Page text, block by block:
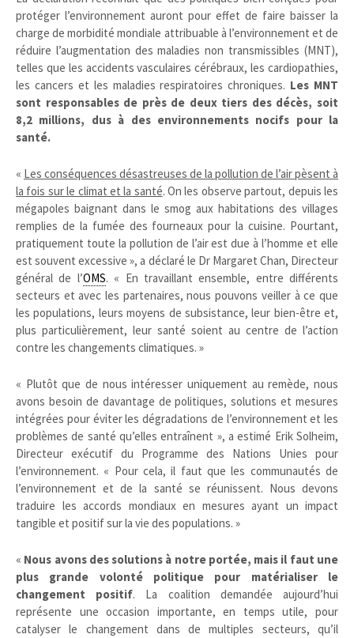
protéger l’environnement auront pour effet de faire baisser la
charge de morbidité mondiale attribuable à l’environnement et de
réduire l’augmentation des maladies non transmissibles (MNT),
telles que les accidents vasculaires cérébraux, les cardiopathies,
les cancers et les maladies respiratoires chroniques. Les MNT
sont responsables de près de deux tiers des décès, soit
8,2 millions, dus à des environnements nocifs pour la
santé.
« Les conséquences désastreuses de la pollution de l’air pèsent à
la fois sur le climat et la santé. On les observe partout, depuis les
mégapoles baignant dans le smog aux habitations des villages
remplies de la fumée des fourneaux pour la cuisine. Pourtant,
pratiquement toute la pollution de l’air est due à l’homme et elle
est souvent excessive », a déclaré le Dr Margaret Chan, Directeur
général de l’OMS. « En travaillant ensemble, entre différents
secteurs et avec les partenaires, nous pouvons veiller à ce que
les populations, leurs moyens de subsistance, leur bien-être et,
plus particulièrement, leur santé soient au centre de l’action
contre les changements climatiques. »
« Plutôt que de nous intéresser uniquement au remède, nous
avons besoin de davantage de politiques, solutions et mesures
intégrées pour éviter les dégradations de l’environnement et les
problèmes de santé qu’elles entraînent », a estimé Erik Solheim,
Directeur exécutif du Programme des Nations Unies pour
l’environnement. « Pour cela, il faut que les communautés de
l’environnement et de la santé se réunissent. Nous devons
traduire les accords mondiaux en mesures ayant un impact
tangible et positif sur la vie des populations. »
« Nous avons des solutions à notre portée, mais il faut une
plus grande volonté politique pour matérialiser le
changement positif. La coalition demandée aujourd’hui
représente une occasion importante, en temps utile, pour
catalyser le changement dans de multiples secteurs, qu’il